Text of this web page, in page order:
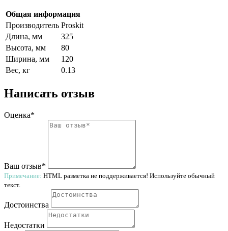
Общая информация
Производитель Proskit
Длина, мм
325
Высота, мм
80
Ширина, мм
120
Вес, кг
0.13
Написать отзыв
Оценка*
Ваш отзыв*
Примечание: HTML разметка не поддерживается! Используйте обычный
текст.
Достоинства
Недостатки